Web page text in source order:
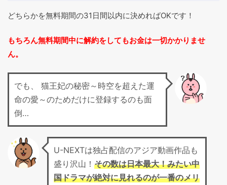
どちらかを無料期間の31日間以内に決めればOKです！
もちろん無料期間中に解約をしてもお金は一切かかりませ
ん。
でも、 猫王妃の秘密～時空を超えた運
命の愛～のためだけに登録するのも面
倒…
U-NEXTは独占配信のアジア動画作品も
盛り沢山！ その数は日本最大！みたい中
国ドラマが絶対に見れるのが一番のメリ